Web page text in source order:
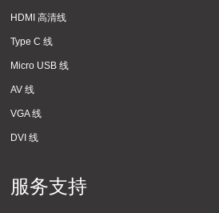
HDMI 高清线
Type C 线
Micro USB 线
AV 线
VGA 线
DVI 线
服务支持